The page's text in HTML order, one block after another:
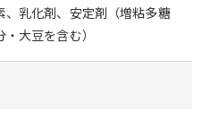
乳化剤、安定剤（増粘多糖
大豆を含む）